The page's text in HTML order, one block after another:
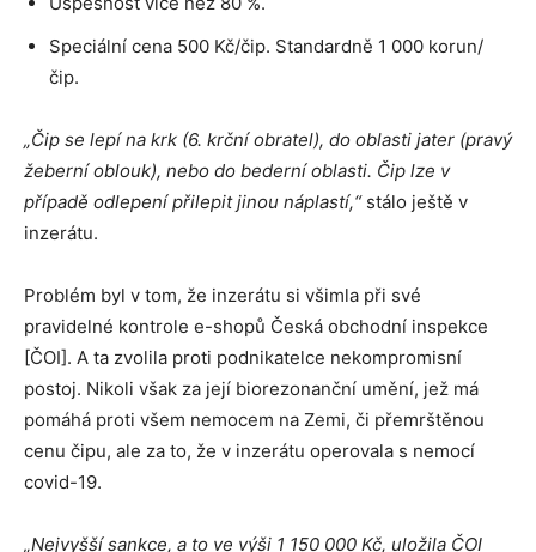
Speciální cena 500 Kč/čip. Standardně 1 000 korun/
čip.
„Čip se lepí na krk (6. krční obratel), do oblasti jater (pravý
žeberní oblouk), nebo do bederní oblasti. Čip lze v
případě odlepení přilepit jinou náplastí,“ stálo ještě v
inzerátu.
Problém byl v tom, že inzerátu si všimla při své
pravidelné kontrole e-shopů Česká obchodní inspekce
[ČOI]. A ta zvolila proti podnikatelce nekompromisní
postoj. Nikoli však za její biorezonanční umění, jež má
pomáhá proti všem nemocem na Zemi, či přemrštěnou
cenu čipu, ale za to, že v inzerátu operovala s nemocí
covid-19.
„Nejvyšší sankce, a to ve výši 1 150 000 Kč, uložila ČOI